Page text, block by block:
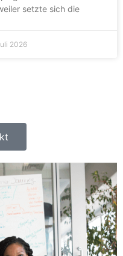
setzte sich die
2026